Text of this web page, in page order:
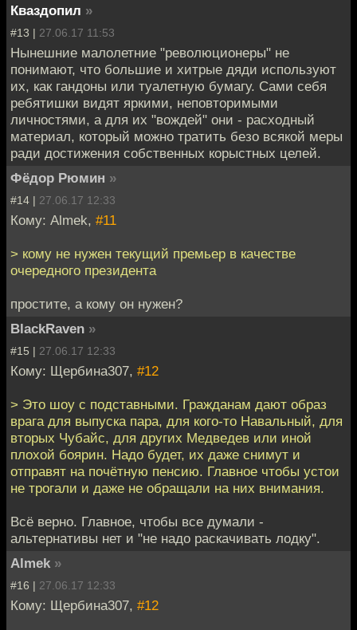
Кваздопил »
#13 | 27.06.17 11:53
Нынешние малолетние "революционеры" не
понимают, что большие и хитрые дяди используют
их, как гандоны или туалетную бумагу. Сами себя
ребятишки видят яркими, неповторимыми
личностями, а для их "вождей" они - расходный
материал, который можно тратить безо всякой меры
ради достижения собственных корыстных целей.
Фёдор Рюмин »
#14 | 27.06.17 12:33
Кому: Almek, #11
> кому не нужен текущий премьер в качестве
очередного президента
простите, а кому он нужен?
BlackRaven »
#15 | 27.06.17 12:33
Кому: Щербина307, #12
> Это шоу с подставными. Гражданам дают образ
врага для выпуска пара, для кого-то Навальный, для
вторых Чубайс, для других Медведев или иной
плохой боярин. Надо будет, их даже снимут и
отправят на почётную пенсию. Главное чтобы устои
не трогали и даже не обращали на них внимания.
Всё верно. Главное, чтобы все думали -
альтернативы нет и "не надо раскачивать лодку".
Almek »
#16 | 27.06.17 12:33
Кому: Щербина307, #12